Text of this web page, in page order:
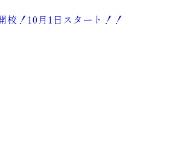
！10月1日スタート！！